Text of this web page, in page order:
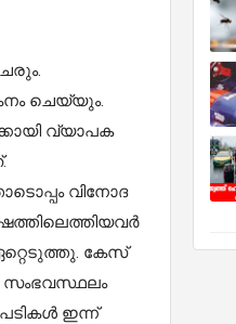
ചെയ്യും.
വ്യാപക
വിനോദ
കേസ്
ഇന്ന്